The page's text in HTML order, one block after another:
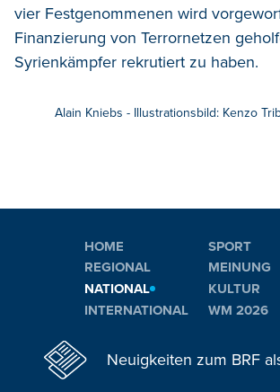
vier Festgenommenen wird
Finanzierung von Terrornetzen
Syrienkämpfer rekrutiert zu haben.
Alain Kniebs - Illustrationsbild: Kenzo
HOME
REGIONAL
NATIONAL
INTERNATIONAL
SPORT
MEINUNG
KULTUR
WM 2026
Neuigkeiten zum BRF